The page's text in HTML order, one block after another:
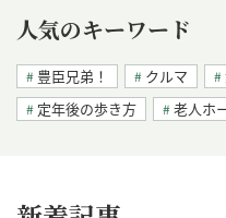
人気のキーワード
豊臣兄弟！ クルマ
定年後の歩き方
老人ホ